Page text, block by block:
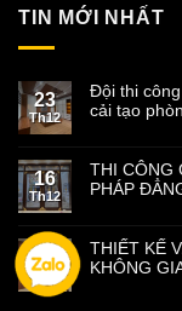
TIN MỚI NHẤT
23
Th12
Đội thi
cải tạo
16
Th12
THI CÔNG
PHÁP
09
Th12
THIẾT KẾ
KHÔNG